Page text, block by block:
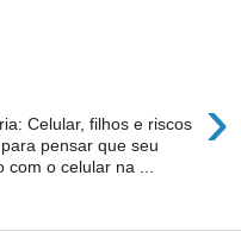
›
Celular, filhos e riscos
pensar que seu
o celular na ...